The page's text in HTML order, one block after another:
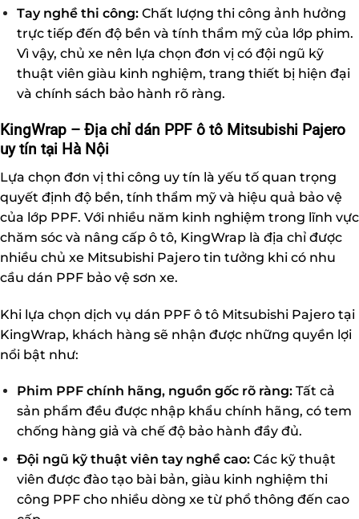
Tay nghề thi công:Chất lượng thi công ảnh hưởng
trực tiếp đến độ bền và tính thẩm mỹ của lớp phim.
Vì vậy, chủ xe nên lựa chọn đơn vị có đội ngũ kỹ
thuật viên giàu kinh nghiệm, trang thiết bị hiện đại
và chính sách bảo hành rõ ràng.
KingWrap – Địa chỉ dán PPF ô tô Mitsubishi Pajero
uy tín tại Hà Nội
Lựa chọn đơn vị thi công uy tín là yếu tố quan trọng
quyết định độ bền, tính thẩm mỹ và hiệu quả bảo vệ
của lớp PPF. Với nhiều năm kinh nghiệm trong lĩnh vực
chăm sóc và nâng cấp ô tô, KingWrap là địa chỉ được
nhiều chủ xe Mitsubishi Pajero tin tưởng khi có nhu
cầu dán PPF bảo vệ sơn xe.
Khi lựa chọn dịch vụ dán PPF ô tô Mitsubishi Pajero tại
KingWrap, khách hàng sẽ nhận được những quyền lợi
nổi bật như:
Phim PPF chính hãng, nguồn gốc rõ ràng:Tất cả
sản phẩm đều được nhập khẩu chính hãng, có tem
chống hàng giả và chế độ bảo hành đầy đủ.
Đội ngũ kỹ thuật viên tay nghề cao:Các kỹ thuật
viên được đào tạo bài bản, giàu kinh nghiệm thi
công PPF cho nhiều dòng xe từ phổ thông đến cao